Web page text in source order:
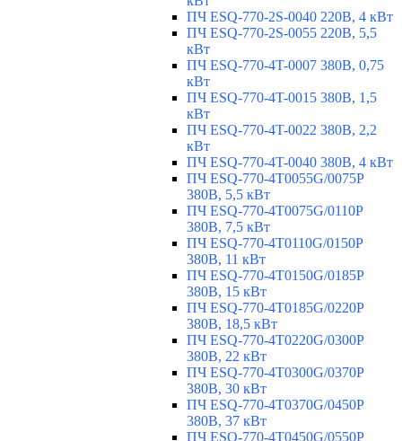
ПЧ ESQ-770-2S-0040 220В, 4 кВт
ПЧ ESQ-770-2S-0055 220В, 5,5
кВт
ПЧ ESQ-770-4T-0007 380В, 0,75
кВт
ПЧ ESQ-770-4T-0015 380В, 1,5
кВт
ПЧ ESQ-770-4T-0022 380В, 2,2
кВт
ПЧ ESQ-770-4T-0040 380В, 4 кВт
ПЧ ESQ-770-4T0055G/0075P
380В, 5,5 кВт
ПЧ ESQ-770-4T0075G/0110P
380В, 7,5 кВт
ПЧ ESQ-770-4T0110G/0150P
380В, 11 кВт
ПЧ ESQ-770-4T0150G/0185P
380В, 15 кВт
ПЧ ESQ-770-4T0185G/0220P
380В, 18,5 кВт
ПЧ ESQ-770-4T0220G/0300P
380В, 22 кВт
ПЧ ESQ-770-4T0300G/0370P
380В, 30 кВт
ПЧ ESQ-770-4T0370G/0450P
380В, 37 кВт
ПЧ ESQ-770-4T0450G/0550P